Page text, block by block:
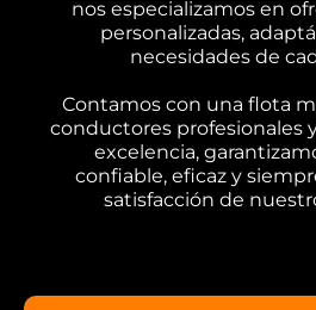
nos especializamos en
personalizadas,
necesidades de
Contamos con una flota
conductores profesionales
excelencia,
confiable, eficaz y
satisfacción de